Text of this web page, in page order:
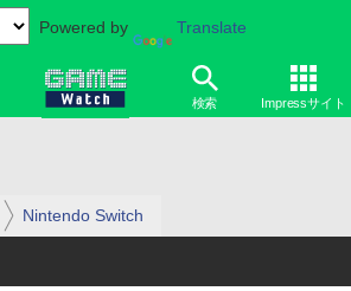
Powered by Translate
検索 Impressサイト
Nintendo Switch